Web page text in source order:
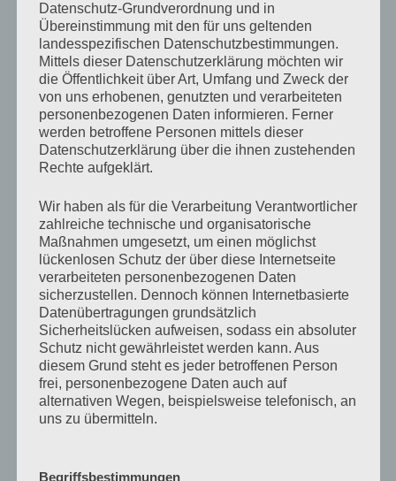
In meiner Firma sind wir beim
Konfigurationsmanagement noch ganz am Anfang und
versuchen nun einen Weg zu finden, wie wir das ganze
am besten in unseren Projekten verankern können. Die
Menge der Leute die sich derzeit mit
Konfigurationsmanagement beschäftigt ist derzeit
noch sehr klein und die meisten die das Thema einmal
ausprobiert haben, haben das ganze auch sehr schnell
Der erste Tag der Community begann mit einer
interaktiven Vorstellungsrunde und einem Vortrag
eines unserer Geschäftsführer. Der Vortrag war ganz
passabel und macht Hoffnung auf die Zukunft, wobei
zur Zeit wohl noch niemand so recht daran glaubt, das
wir es wirklich erfolgreich schaffen können ein
einheitliches Konfigurationsmanagement auf die
Beine zu bekommen. Der sicher erfolgreichste Teile
des ersten Tages war das Abendessen und der
folgende zwanglose Abend der, zumindestens mir, die
Datenschutz-Grundverordnung und in
Übereinstimmung mit den für uns geltenden
landesspezifischen Datenschutzbestimmungen.
Mittels dieser Datenschutzerklärung möchten wir
die Öffentlichkeit über Art, Umfang und Zweck der
von uns erhobenen, genutzten und verarbeiteten
personenbezogenen Daten informieren. Ferner
werden betroffene Personen mittels dieser
Datenschutzerklärung über die ihnen zustehenden
Rechte aufgeklärt.
Wir haben als für die Verarbeitung Verantwortlicher
zahlreiche technische und organisatorische
Maßnahmen umgesetzt, um einen möglichst
lückenlosen Schutz der über diese Internetseite
verarbeiteten personenbezogenen Daten
sicherzustellen. Dennoch können Internetbasierte
Datenübertragungen grundsätzlich
Sicherheitslücken aufweisen, sodass ein absoluter
Schutz nicht gewährleistet werden kann. Aus
diesem Grund steht es jeder betroffenen Person
frei, personenbezogene Daten auch auf
alternativen Wegen, beispielsweise telefonisch, an
uns zu übermitteln.
Begriffsbestimmungen